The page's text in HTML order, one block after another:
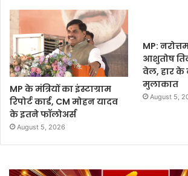
MP के मंत्रियों का इंस्टाग्राम
रिपोर्ट कार्ड, CM मोहन यादव
के इतने फॉलोअर्स
August 5, 2026
MP:
आशुतोष
वेल, हार के
मुलाकात
August 5,